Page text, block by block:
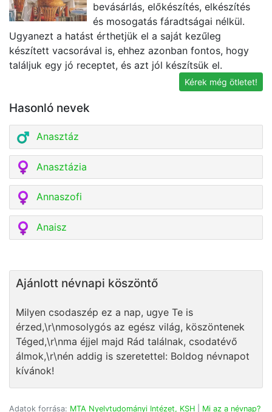
bevásárlás, előkészítés, elkészítés
és mosogatás fáradtságai nélkül.
Ugyanezt a hatást érthetjük el a saját kezűleg
készített vacsorával is, ehhez azonban fontos, hogy
találjuk egy jó receptet, és azt jól készítsük el.
Kérek még ötletet!
Hasonló nevek
Anasztáz
Anasztázia
Annaszofi
Anaisz
Ajánlott névnapi köszöntő
Milyen csodaszép ez a nap, ugye Te is
érzed,\r\nmosolygós az egész világ, köszöntenek
Téged,\r\nma éjjel majd Rád találnak, csodatévő
álmok,\r\nén addig is szeretettel: Boldog névnapot
kívánok!
Adatok forrása: MTA Nyelvtudományi Intézet, KSH Mi az a névnap?